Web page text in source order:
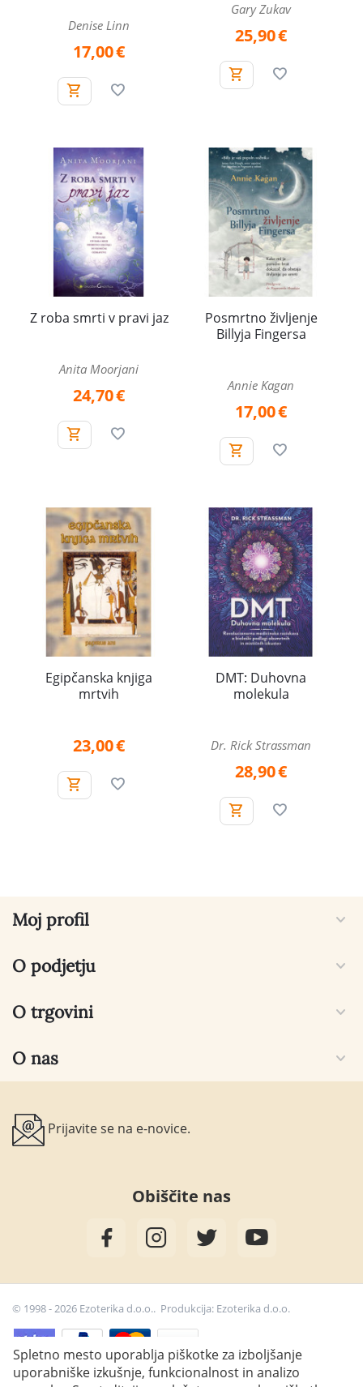
Denise Linn
17,00€
Gary Zukav
25,90€
Z roba smrti v pravi jaz
Anita Moorjani
24,70€
Posmrtno življenje
Billyja Fingersa
Annie Kagan
17,00€
Egipčanska knjiga
mrtvih
23,00€
DMT: Duhovna
molekula
Dr. Rick Strassman
28,90€
Moj profil
O podjetju
O trgovini
O nas
Prijavite se na e-novice.
Obiščite nas
© 1998 - 2026 Ezoterika d.o.o.. Produkcija: Ezoterika d.o.o.
Spletno mesto uporablja piškotke za izboljšanje
uporabniške izkušnje, funkcionalnost in analizo